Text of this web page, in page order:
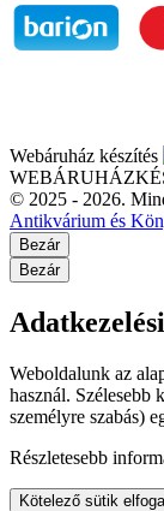
Webáruház készítés
© 2025 - 2026.
Antikvárium és
Bezár
Bezár
Weboldalunk az
használ. Szélesebb
személyre szabás)
Részletesebb
Kötelező sütik